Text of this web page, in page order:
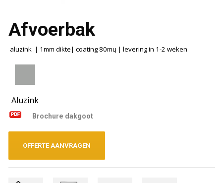
Afvoerbak
aluzink | 1mm dikte| coating 80mų | levering in 1-2 weken
Aluzink
Brochure dakgoot
OFFERTE AANVRAGEN